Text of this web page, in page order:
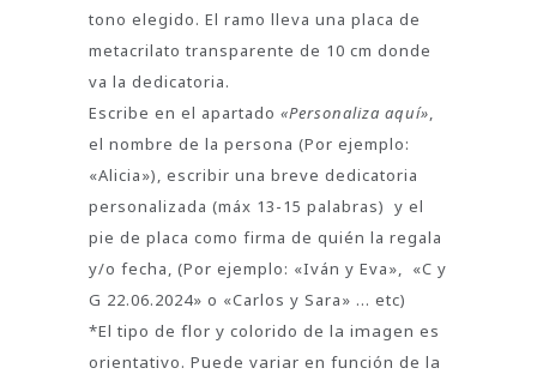
tono elegido. El ramo lleva una placa de
metacrilato transparente de 10 cm donde
va la dedicatoria.
Escribe en el apartado «Personaliza aquí»,
el nombre de la persona (Por ejemplo:
«Alicia»), escribir una breve dedicatoria
personalizada (máx 13-15 palabras) y el
pie de placa como firma de quién la regala
y/o fecha, (Por ejemplo: «Iván y Eva», «C y
G 22.06.2024» o «Carlos y Sara» … etc)
*El tipo de flor y colorido de la imagen es
orientativo. Puede variar en función de la